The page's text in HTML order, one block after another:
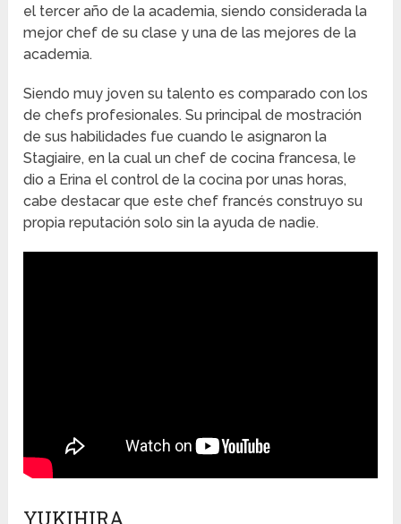
el tercer año de la academia, siendo considerada la
mejor chef de su clase y una de las mejores de la
academia.
Siendo muy joven su talento es comparado con los
de chefs profesionales. Su principal de mostración
de sus habilidades fue cuando le asignaron la
Stagiaire, en la cual un chef de cocina francesa, le
dio a Erina el control de la cocina por unas horas,
cabe destacar que este chef francés construyo su
propia reputación solo sin la ayuda de nadie.
YUKIHIRA